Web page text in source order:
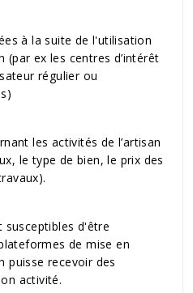
à la suite de l'utilisation
(par ex les centres d’intérêt
régulier ou
les activités de l’artisan
le type de bien, le prix des
d'être
de mise en
puisse recevoir des
activité.